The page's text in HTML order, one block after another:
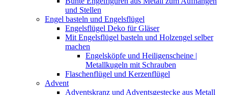
und Stellen
Engel basteln und Engelsflügel
Engelsflügel Deko für Gläser
Mit Engelsflügel basteln und Holzengel selber
machen
Engelsköpfe und Heiligenscheine |
Metallkugeln mit Schrauben
Flaschenflügel und Kerzenflügel
Advent
Adventskranz und Adventsgestecke aus Metall